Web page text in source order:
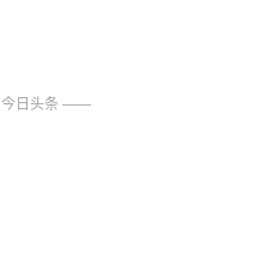
今日头条 ——